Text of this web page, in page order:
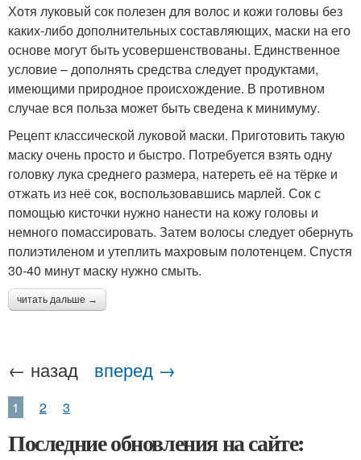
Хотя луковый сок полезен для волос и кожи головы без
каких-либо дополнительных составляющих, маски на его
основе могут быть усовершенствованы. Единственное
условие – дополнять средства следует продуктами,
имеющими природное происхождение. В противном
случае вся польза может быть сведена к минимуму.
Рецепт классической луковой маски. Приготовить такую
маску очень просто и быстро. Потребуется взять одну
головку лука среднего размера, натереть её на тёрке и
отжать из неё сок, воспользовавшись марлей. Сок с
помощью кисточки нужно нанести на кожу головы и
немного помассировать. Затем волосы следует обернуть
полиэтиленом и утеплить махровым полотенцем. Спустя
30-40 минут маску нужно смыть.
читать дальше →
← назад вперед →
1 2 3
Последние обновления на сайте: